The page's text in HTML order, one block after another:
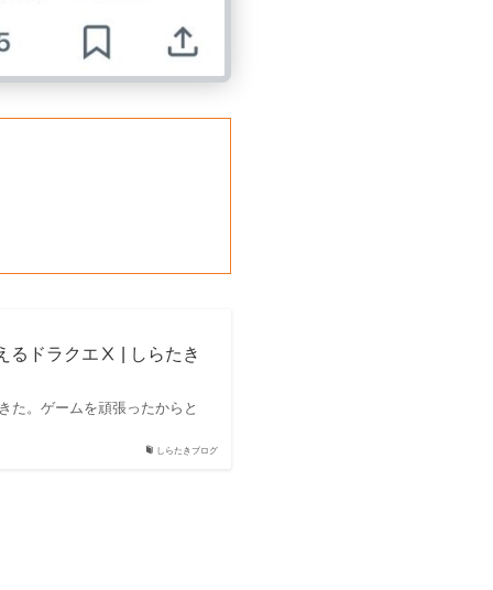
しらたきブログ
るドラクエⅩ | しらたき
た。ゲームを頑張ったからと